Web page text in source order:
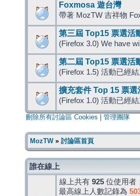
Foxmosa 遊台灣
帶著 MozTW 吉祥物
第三屆 Top15 票選活
(Firefox 3.0) We have
第二屆 Top15 票選活
(Firefox 1.5) 活動已經結
擴充套件 Top 15 票選
(Firefox 1.0) 活動已經結
刪除所有討論區 Cookies 管理團隊
MozTW» 討論區首頁
誰在線上
線上共有 925 位使用者
最高線上人數記錄為